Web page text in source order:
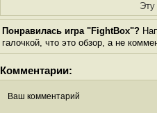
Понравилась игра "FightBox"?
галочкой, что это обзор, а не
Комментарии:
Ваш комментарий